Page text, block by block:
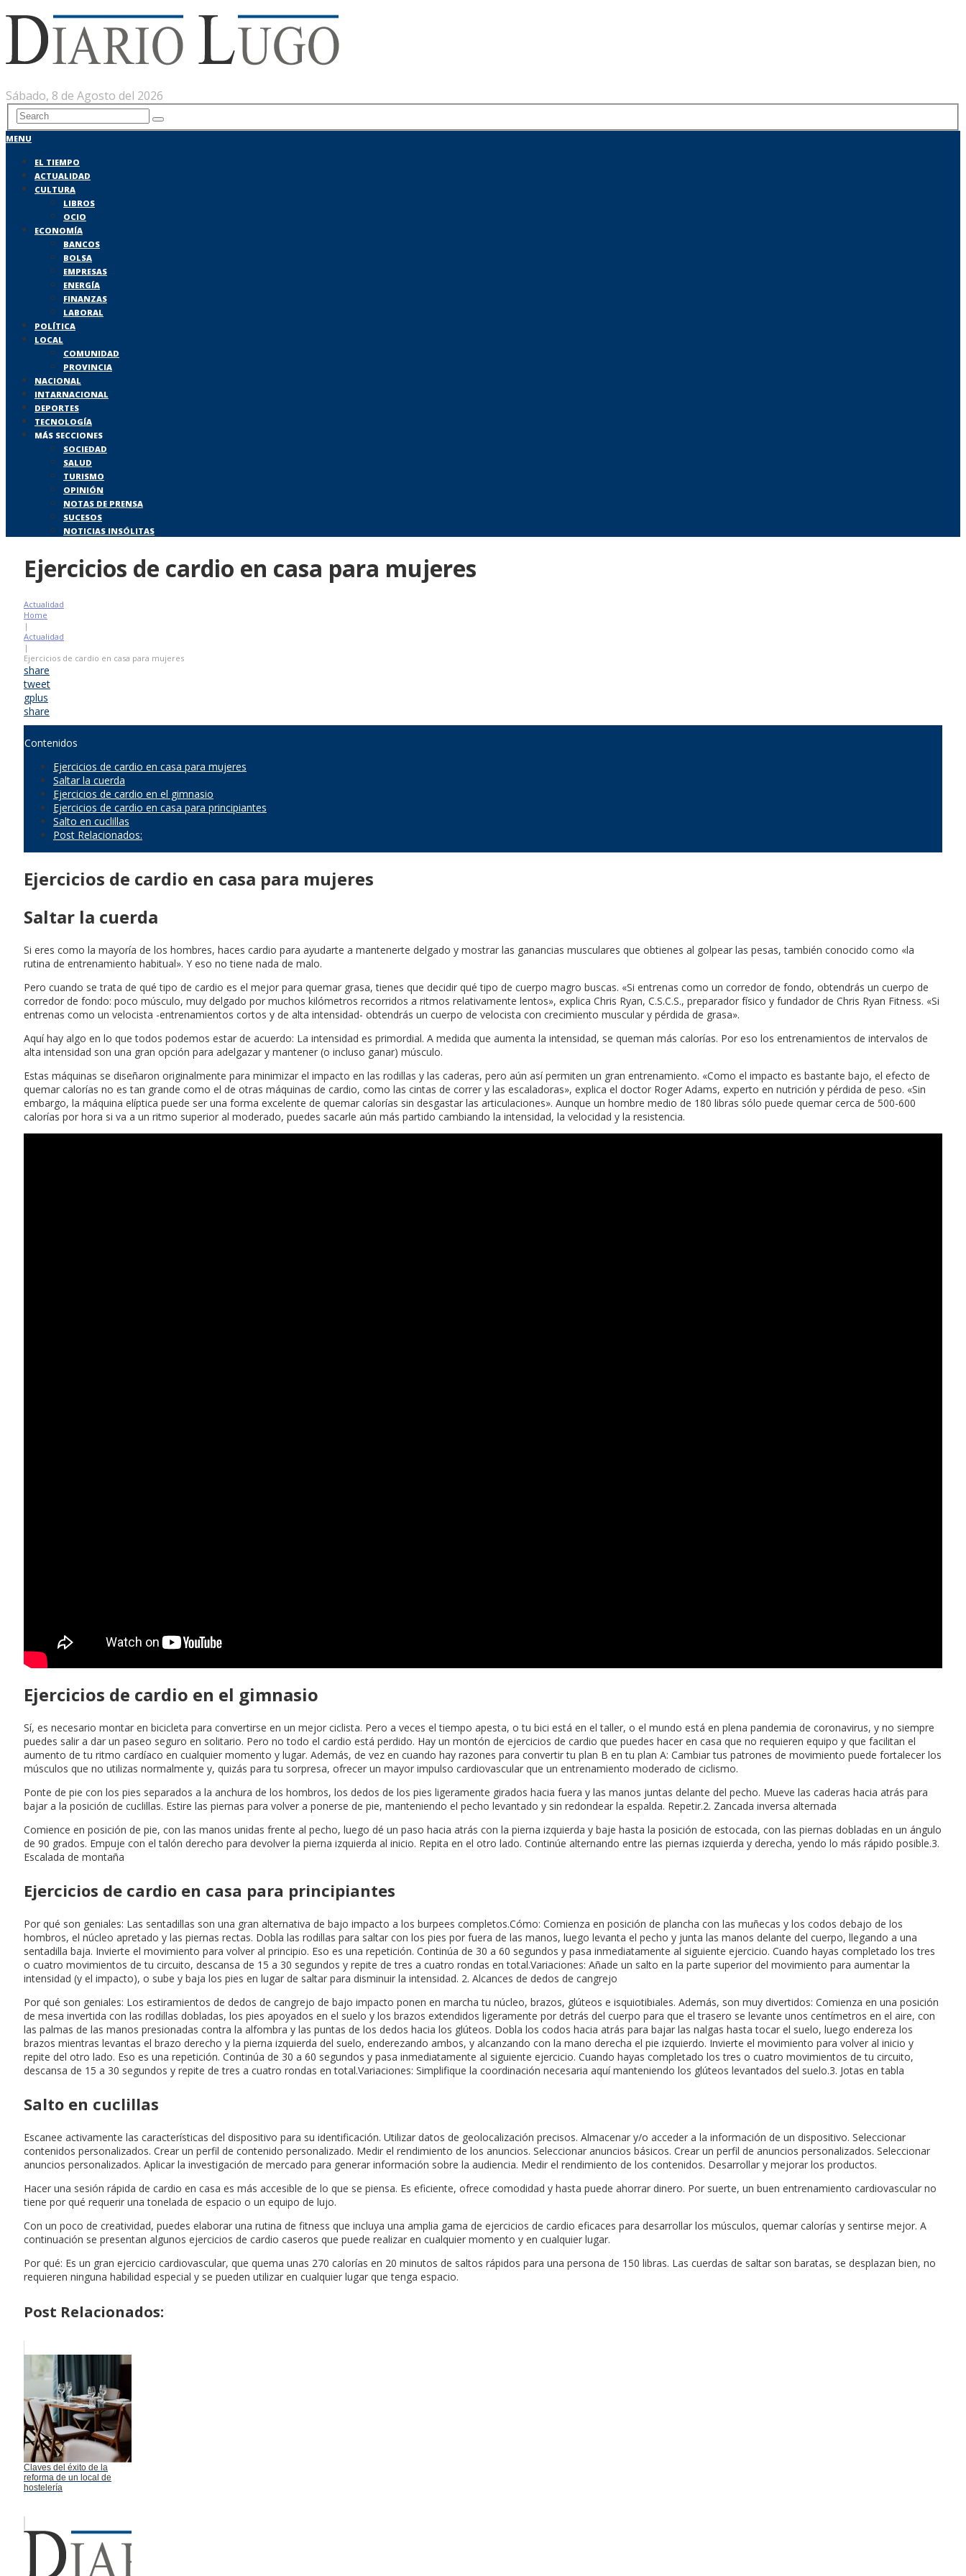
Sábado, 8 de Agosto del 2026
MENU
EL TIEMPO
ACTUALIDAD
CULTURA
LIBROS
OCIO
ECONOMÍA
BANCOS
BOLSA
EMPRESAS
ENERGÍA
FINANZAS
LABORAL
POLÍTICA
LOCAL
COMUNIDAD
PROVINCIA
NACIONAL
INTARNACIONAL
DEPORTES
TECNOLOGÍA
MÁS SECCIONES
SOCIEDAD
SALUD
TURISMO
OPINIÓN
NOTAS DE PRENSA
SUCESOS
NOTICIAS INSÓLITAS
Ejercicios de cardio en casa para mujeres
Actualidad
Home
|
Actualidad
|
Ejercicios de cardio en casa para mujeres
share
tweet
gplus
share
Contenidos
Ejercicios de cardio en casa para mujeres
Saltar la cuerda
Ejercicios de cardio en el gimnasio
Ejercicios de cardio en casa para principiantes
Salto en cuclillas
Post Relacionados:
Ejercicios de cardio en casa para mujeres
Saltar la cuerda
Si eres como la mayoría de los hombres, haces cardio para ayudarte a mantenerte delgado y mostrar las ganancias musculares que obtienes al golpear las pesas, también conocido como «la
rutina de entrenamiento habitual». Y eso no tiene nada de malo.
Pero cuando se trata de qué tipo de cardio es el mejor para quemar grasa, tienes que decidir qué tipo de cuerpo magro buscas. «Si entrenas como un corredor de fondo, obtendrás un cuerpo de
corredor de fondo: poco músculo, muy delgado por muchos kilómetros recorridos a ritmos relativamente lentos», explica Chris Ryan, C.S.C.S., preparador físico y fundador de Chris Ryan Fitness. «Si
entrenas como un velocista -entrenamientos cortos y de alta intensidad- obtendrás un cuerpo de velocista con crecimiento muscular y pérdida de grasa».
Aquí hay algo en lo que todos podemos estar de acuerdo: La intensidad es primordial. A medida que aumenta la intensidad, se queman más calorías. Por eso los entrenamientos de intervalos de
alta intensidad son una gran opción para adelgazar y mantener (o incluso ganar) músculo.
Estas máquinas se diseñaron originalmente para minimizar el impacto en las rodillas y las caderas, pero aún así permiten un gran entrenamiento. «Como el impacto es bastante bajo, el efecto de
quemar calorías no es tan grande como el de otras máquinas de cardio, como las cintas de correr y las escaladoras», explica el doctor Roger Adams, experto en nutrición y pérdida de peso. «Sin
embargo, la máquina elíptica puede ser una forma excelente de quemar calorías sin desgastar las articulaciones». Aunque un hombre medio de 180 libras sólo puede quemar cerca de 500-600
calorías por hora si va a un ritmo superior al moderado, puedes sacarle aún más partido cambiando la intensidad, la velocidad y la resistencia.
Ejercicios de cardio en el gimnasio
Sí, es necesario montar en bicicleta para convertirse en un mejor ciclista. Pero a veces el tiempo apesta, o tu bici está en el taller, o el mundo está en plena pandemia de coronavirus, y no siempre
puedes salir a dar un paseo seguro en solitario. Pero no todo el cardio está perdido. Hay un montón de ejercicios de cardio que puedes hacer en casa que no requieren equipo y que facilitan el
aumento de tu ritmo cardíaco en cualquier momento y lugar. Además, de vez en cuando hay razones para convertir tu plan B en tu plan A: Cambiar tus patrones de movimiento puede fortalecer los
músculos que no utilizas normalmente y, quizás para tu sorpresa, ofrecer un mayor impulso cardiovascular que un entrenamiento moderado de ciclismo.
Ponte de pie con los pies separados a la anchura de los hombros, los dedos de los pies ligeramente girados hacia fuera y las manos juntas delante del pecho. Mueve las caderas hacia atrás para
bajar a la posición de cuclillas. Estire las piernas para volver a ponerse de pie, manteniendo el pecho levantado y sin redondear la espalda. Repetir.2. Zancada inversa alternada
Comience en posición de pie, con las manos unidas frente al pecho, luego dé un paso hacia atrás con la pierna izquierda y baje hasta la posición de estocada, con las piernas dobladas en un ángulo
de 90 grados. Empuje con el talón derecho para devolver la pierna izquierda al inicio. Repita en el otro lado. Continúe alternando entre las piernas izquierda y derecha, yendo lo más rápido posible.3.
Escalada de montaña
Ejercicios de cardio en casa para principiantes
Por qué son geniales: Las sentadillas son una gran alternativa de bajo impacto a los burpees completos.Cómo: Comienza en posición de plancha con las muñecas y los codos debajo de los
hombros, el núcleo apretado y las piernas rectas. Dobla las rodillas para saltar con los pies por fuera de las manos, luego levanta el pecho y junta las manos delante del cuerpo, llegando a una
sentadilla baja. Invierte el movimiento para volver al principio. Eso es una repetición. Continúa de 30 a 60 segundos y pasa inmediatamente al siguiente ejercicio. Cuando hayas completado los tres
o cuatro movimientos de tu circuito, descansa de 15 a 30 segundos y repite de tres a cuatro rondas en total.Variaciones: Añade un salto en la parte superior del movimiento para aumentar la
intensidad (y el impacto), o sube y baja los pies en lugar de saltar para disminuir la intensidad. 2. Alcances de dedos de cangrejo
Por qué son geniales: Los estiramientos de dedos de cangrejo de bajo impacto ponen en marcha tu núcleo, brazos, glúteos e isquiotibiales. Además, son muy divertidos: Comienza en una posición
de mesa invertida con las rodillas dobladas, los pies apoyados en el suelo y los brazos extendidos ligeramente por detrás del cuerpo para que el trasero se levante unos centímetros en el aire, con
las palmas de las manos presionadas contra la alfombra y las puntas de los dedos hacia los glúteos. Dobla los codos hacia atrás para bajar las nalgas hasta tocar el suelo, luego endereza los
brazos mientras levantas el brazo derecho y la pierna izquierda del suelo, enderezando ambos, y alcanzando con la mano derecha el pie izquierdo. Invierte el movimiento para volver al inicio y
repite del otro lado. Eso es una repetición. Continúa de 30 a 60 segundos y pasa inmediatamente al siguiente ejercicio. Cuando hayas completado los tres o cuatro movimientos de tu circuito,
descansa de 15 a 30 segundos y repite de tres a cuatro rondas en total.Variaciones: Simplifique la coordinación necesaria aquí manteniendo los glúteos levantados del suelo.3. Jotas en tabla
Salto en cuclillas
Escanee activamente las características del dispositivo para su identificación. Utilizar datos de geolocalización precisos. Almacenar y/o acceder a la información de un dispositivo. Seleccionar
contenidos personalizados. Crear un perfil de contenido personalizado. Medir el rendimiento de los anuncios. Seleccionar anuncios básicos. Crear un perfil de anuncios personalizados. Seleccionar
anuncios personalizados. Aplicar la investigación de mercado para generar información sobre la audiencia. Medir el rendimiento de los contenidos. Desarrollar y mejorar los productos.
Hacer una sesión rápida de cardio en casa es más accesible de lo que se piensa. Es eficiente, ofrece comodidad y hasta puede ahorrar dinero. Por suerte, un buen entrenamiento cardiovascular no
tiene por qué requerir una tonelada de espacio o un equipo de lujo.
Con un poco de creatividad, puedes elaborar una rutina de fitness que incluya una amplia gama de ejercicios de cardio eficaces para desarrollar los músculos, quemar calorías y sentirse mejor. A
continuación se presentan algunos ejercicios de cardio caseros que puede realizar en cualquier momento y en cualquier lugar.
Por qué: Es un gran ejercicio cardiovascular, que quema unas 270 calorías en 20 minutos de saltos rápidos para una persona de 150 libras. Las cuerdas de saltar son baratas, se desplazan bien, no
requieren ninguna habilidad especial y se pueden utilizar en cualquier lugar que tenga espacio.
Post Relacionados:
Claves del éxito de la
reforma de un local de
hostelería